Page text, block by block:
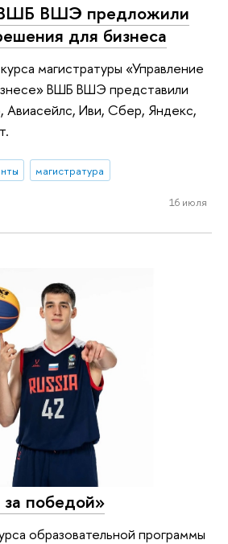
ВШЭ предложили
для бизнеса
магистратуры «Управление
ВШБ ВШЭ представили
Авиасейлс, Иви, Сбер, Яндекс,
магистратура
16 июля
победой»
образовательной программы